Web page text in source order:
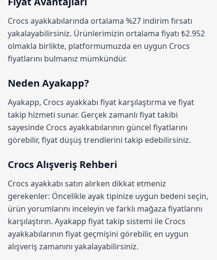
Crocs ayakkabılarında ortalama %27 indirim fırsatı
yakalayabilirsiniz. Ürünlerimizin ortalama fiyatı ₺2.952
olmakla birlikte, platformumuzda en uygun Crocs
fiyatlarını bulmanız mümkündür.
Neden Ayakapp?
Ayakapp, Crocs ayakkabı fiyat karşılaştırma ve fiyat
takip hizmeti sunar. Gerçek zamanlı fiyat takibi
sayesinde Crocs ayakkabılarının güncel fiyatlarını
görebilir, fiyat düşüş trendlerini takip edebilirsiniz.
Crocs Alışveriş Rehberi
Crocs ayakkabı satın alırken dikkat etmeniz
gerekenler: Öncelikle ayak tipinize uygun bedeni seçin,
ürün yorumlarını inceleyin ve farklı mağaza fiyatlarını
karşılaştırın. Ayakapp fiyat takip sistemi ile Crocs
ayakkabılarının fiyat geçmişini görebilir, en uygun
alışveriş zamanını yakalayabilirsiniz.